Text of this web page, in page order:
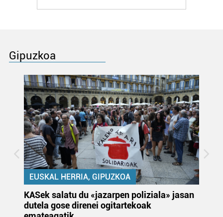
Gipuzkoa
EUSKAL HERRIA, GIPUZKOA
KASek salatu du «jazarpen poliziala» jasan
dutela gose direnei ogitartekoak